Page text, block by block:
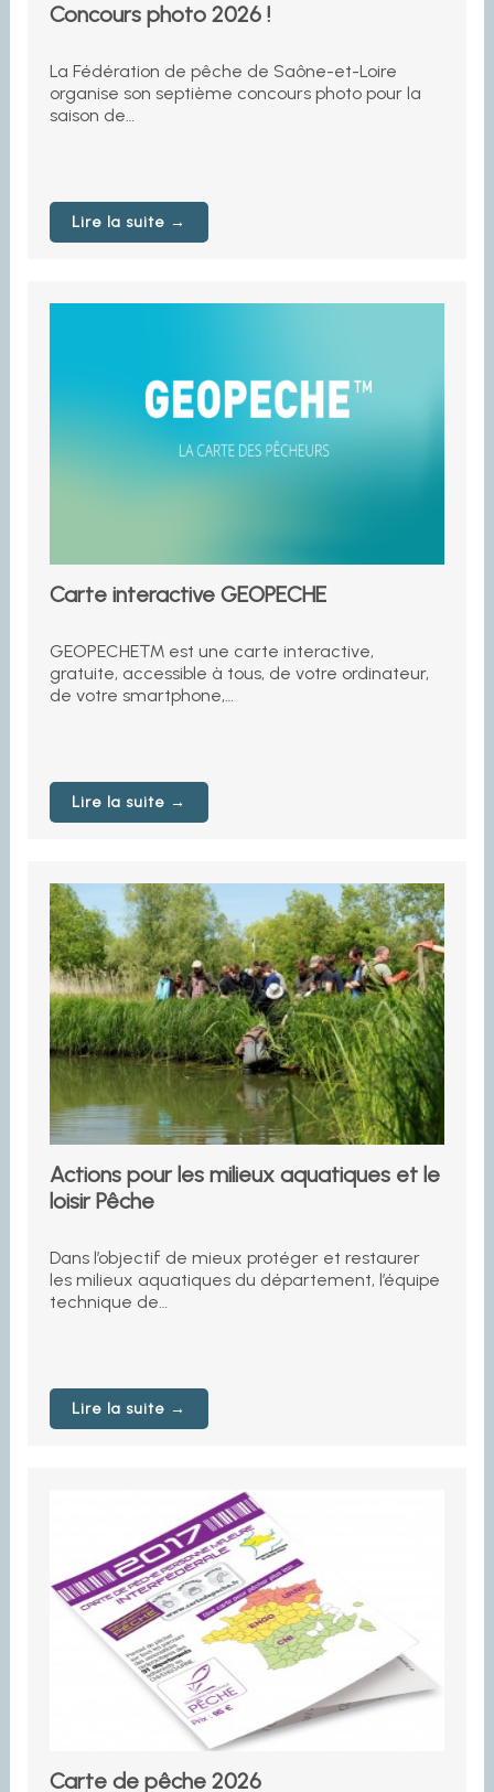
Concours photo 2026 !
La Fédération de pêche de Saône-et-Loire
organise son septième concours photo pour la
saison de…
Lire la suite →
Carte interactive GEOPECHE
GEOPECHE™ est une carte interactive,
gratuite, accessible à tous, de votre ordinateur,
de votre smartphone,…
Lire la suite →
Actions pour les milieux aquatiques et le
loisir Pêche
Dans l’objectif de mieux protéger et restaurer
les milieux aquatiques du département, l’équipe
technique de…
Lire la suite →
Carte de pêche 2026